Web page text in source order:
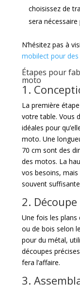
choisissez de
sera
N’hésitez pas à
mobilect pour
Étapes pour
moto
1.
La première
votre table. Vous
idéales pour
moto. Une
70 cm sont des
des motos. La
vos besoins,
souvent
2.
Une fois les plans
ou de bois selon
pour du métal,
découpes
fera l’affaire.
3.